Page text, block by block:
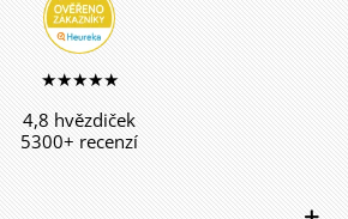
★★★★★
4,8 hvězdiček
5300+ recenzí